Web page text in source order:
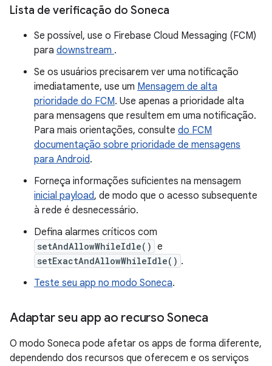
Lista de verificação do Soneca
Se possível, use o Firebase Cloud Messaging (FCM)
para downstream .
Se os usuários precisarem ver uma notificação
imediatamente, use um Mensagem de alta
prioridade do FCM. Use apenas a prioridade alta
para mensagens que resultem em uma notificação.
Para mais orientações, consulte do FCM
documentação sobre prioridade de mensagens
para Android.
Forneça informações suficientes na mensagem
inicial payload, de modo que o acesso subsequente
à rede é desnecessário.
Defina alarmes críticos com
setAndAllowWhileIdle() e
setExactAndAllowWhileIdle() .
Teste seu app no modo Soneca.
Adaptar seu app ao recurso Soneca
O modo Soneca pode afetar os apps de forma diferente,
dependendo dos recursos que oferecem e os serviços